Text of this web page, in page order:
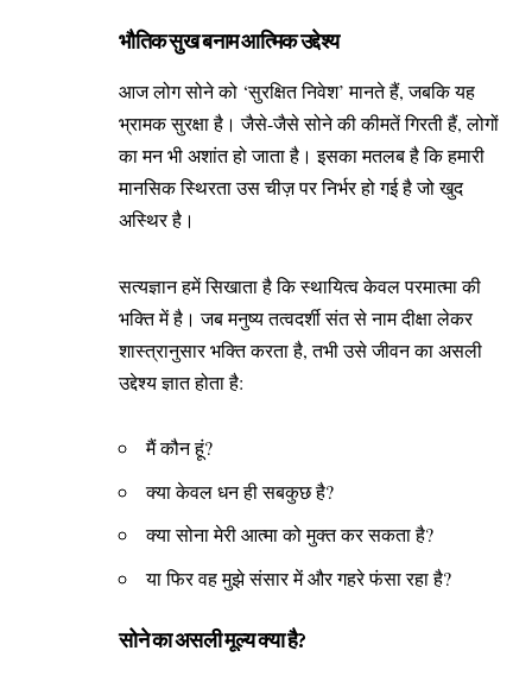
भौतिक सुख बनाम आत्मिक उद्देश्य
आज लोग सोने को ‘सुरक्षित निवेश’ मानते हैं, जबकि यह
भ्रामक सुरक्षा है। जैसे-जैसे सोने की कीमतें गिरती हैं, लोगों
का मन भी अशांत हो जाता है। इसका मतलब है कि हमारी
मानसिक स्थिरता उस चीज़ पर निर्भर हो गई है जो खुद
अस्थिर है।
सत्यज्ञान हमें सिखाता है कि स्थायित्व केवल परमात्मा की
भक्ति में है। जब मनुष्य तत्वदर्शी संत से नाम दीक्षा लेकर
शास्त्रानुसार भक्ति करता है, तभी उसे जीवन का असली
उद्देश्य ज्ञात होता है:
मैं कौन हूं?
क्या केवल धन ही सबकुछ है?
क्या सोना मेरी आत्मा को मुक्त कर सकता है?
या फिर वह मुझे संसार में और गहरे फंसा रहा है?
सोने का असली मूल्य क्या है?